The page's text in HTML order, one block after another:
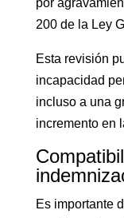
por
200 de la Ley
Esta revisión
incapacidad
incluso a una
incremento en
Es importante